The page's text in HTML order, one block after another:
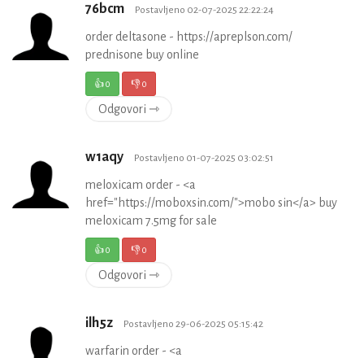
76bcm Postavljeno 02-07-2025 22:22:24
order deltasone - https://apreplson.com/
prednisone buy online
👍0 👎0
Odgovori ⇾
w1aqy Postavljeno 01-07-2025 03:02:51
meloxicam order - <a
href="https://moboxsin.com/">mobo sin</a> buy
meloxicam 7.5mg for sale
👍0 👎0
Odgovori ⇾
ilh5z Postavljeno 29-06-2025 05:15:42
warfarin order - <a